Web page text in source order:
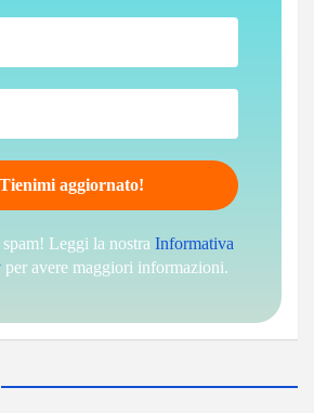
Leggi la nostra Informativa
per avere maggiori informazioni.